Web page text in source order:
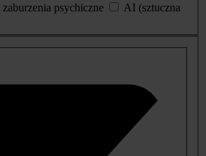
psychiczne
AI (sztuczna